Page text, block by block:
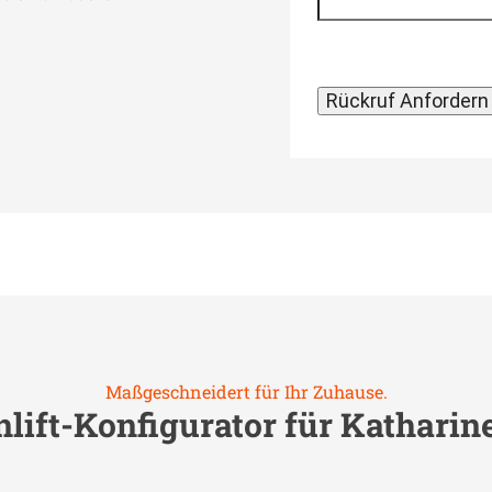
Maßgeschneidert für Ihr Zuhause.
Konfigurator für